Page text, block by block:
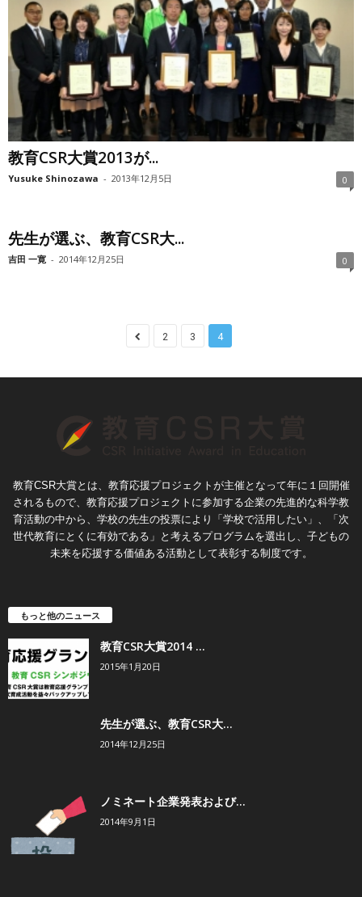
教育CSR大賞2013が...
Yusuke Shinozawa - 2013年12月5日 0
先生が選ぶ、教育CSR大...
吉田 一寛 - 2014年12月25日 0
2 3 4
教育CSR大賞とは、教育応援プロジェクトが主催となって年に１回開催
されるもので、教育応援プロジェクトに参加する企業の先進的な科学教
育活動の中から、学校の先生の投票により「学校で活用したい」、「次
世代教育にとくに有効である」と考えるプログラムを選出し、子どもの
未来を応援する価値ある活動として表彰する制度です。
もっと他のニュース
教育CSR大賞2014 ...
2015年1月20日
先生が選ぶ、教育CSR大...
2014年12月25日
ノミネート企業発表および...
2014年9月1日